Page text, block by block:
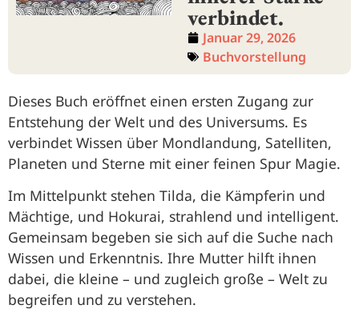
verbindet.
Januar 29, 2026
Buchvorstellung
Dieses Buch eröffnet einen ersten Zugang zur
Entstehung der Welt und des Universums. Es
verbindet Wissen über Mondlandung, Satelliten,
Planeten und Sterne mit einer feinen Spur Magie.
Im Mittelpunkt stehen Tilda, die Kämpferin und
Mächtige, und Hokurai, strahlend und intelligent.
Gemeinsam begeben sie sich auf die Suche nach
Wissen und Erkenntnis. Ihre Mutter hilft ihnen
dabei, die kleine – und zugleich große – Welt zu
begreifen und zu verstehen.